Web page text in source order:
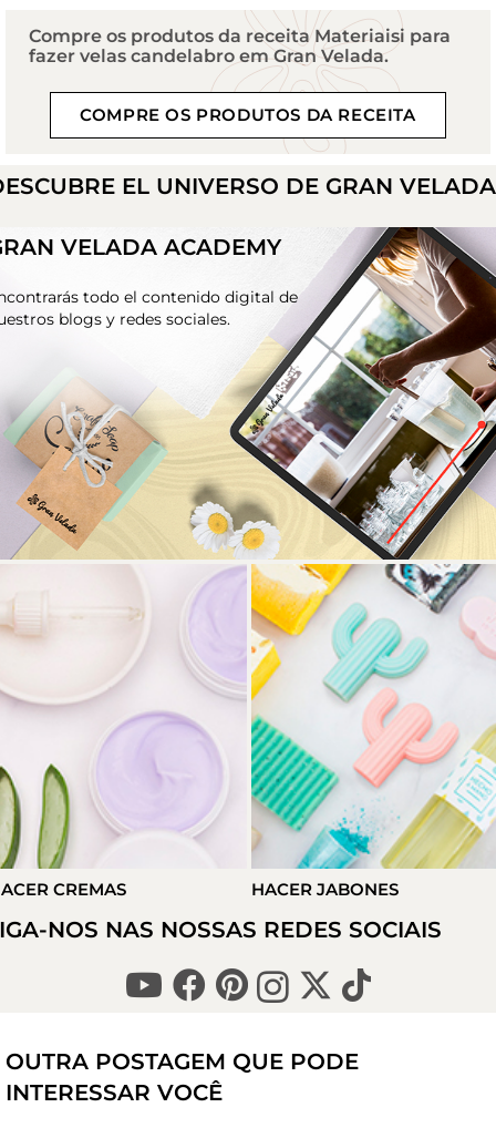
Compre os produtos da receita Materiaisi para
fazer velas candelabro em Gran Velada.
COMPRE OS PRODUTOS DA RECEITA
EL UNIVERSO DE GRAN VELADA
VELADA ACADEMY
todo el contenido digital de
blogs y redes sociales.
JABONES HACER VELAS
NOS NAS NOSSAS REDES SOCIAIS
OUTRA POSTAGEM QUE PODE
INTERESSAR VOCÊ